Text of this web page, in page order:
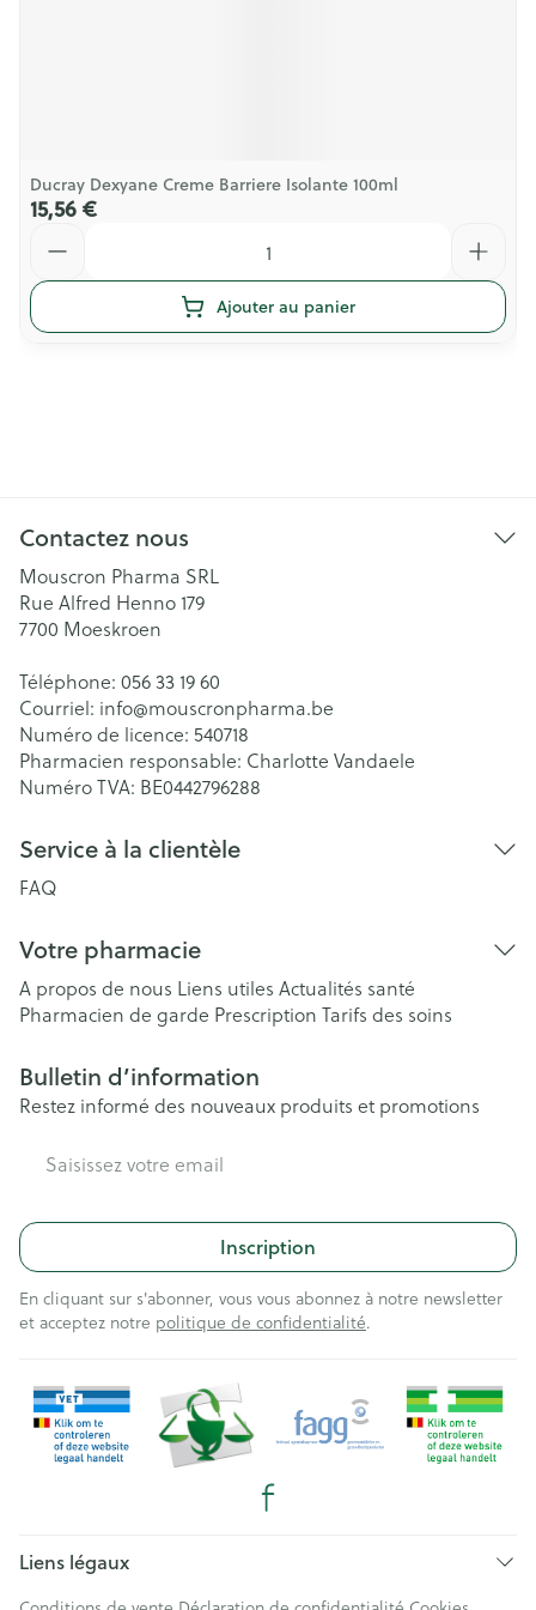
Ducray Dexyane Creme Barriere Isolante 100ml
15,56 €
Ajouter au panier
Contactez nous
Mouscron Pharma SRL
Rue Alfred Henno 179
7700 Moeskroen
Téléphone: 056 33 19 60
Courriel: info@mouscronpharma.be
Numéro de licence: 540718
Pharmacien responsable: Charlotte Vandaele
Numéro TVA: BE0442796288
Service à la clientèle
FAQ
Votre pharmacie
A propos de nous Liens utiles Actualités santé
Pharmacien de garde Prescription Tarifs des soins
Bulletin d’information
Restez informé des nouveaux produits et promotions
Inscription
En cliquant sur s'abonner, vous vous abonnez à notre newsletter
et acceptez notre politique de confidentialité.
Liens légaux